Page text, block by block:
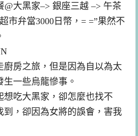
@大黑家–> 銀座三越 –> 午茶
市弁當3000日幣，= =”果然不
廚房之旅，但是因為自以為太
生一些烏龍慘事 。
想吃大黑家，卻怎麼也找不
到，卻因為女將的誤會，害我